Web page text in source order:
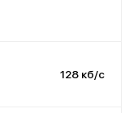
128 кб/с